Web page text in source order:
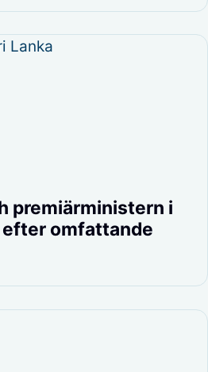
premiärministern i
efter omfattande